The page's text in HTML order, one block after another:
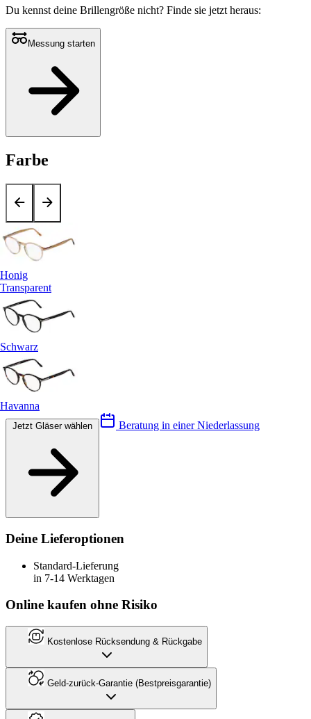
Du kennst deine Brillengröße nicht? Finde sie jetzt heraus:
Messung starten
Farbe
Honig
Transparent
Schwarz
Havanna
Beratung in einer Niederlassung
Deine Lieferoptionen
Standard-Lieferung
in 7-14 Werktagen
Online kaufen ohne Risiko
Kostenlose Rücksendung & Rückgabe
Geld-zurück-Garantie (Bestpreisgarantie)